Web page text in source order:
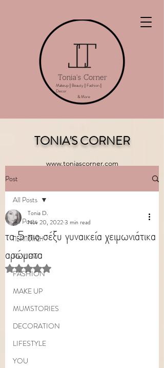
Makeup|Beauty|Fashion|
Decor
& More
TONIA'S CORNER
www.toniascorner.com
Post
All Posts
ΠΕΡΙΠΟΙΗΣΗ
REVIEW
FASHION
MAKE UP
MUMSTORIES
DECORATION
LIFESTYLE
YOU
All Posts
τα 5 πιο σέξυ γυναικεία χειμωνιάτικα
αρώματα
Tonia D.
Nov 20, 20223 min read
Rated NaN out of 5 stars.